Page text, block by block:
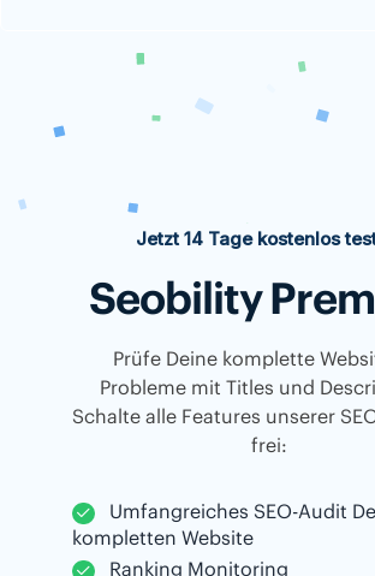
Jetzt 14 Tage kostenlos
Seobility
Prüfe Deine komplette
Probleme mit Titles und
Schalte alle Features unserer
frei:
Umfangreiches SEO-Audit
kompletten Website
Ranking Monitoring